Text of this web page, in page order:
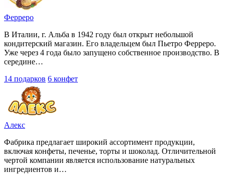
Ферреро
В Италии, г. Альба в 1942 году был открыт небольшой
кондитерский магазин. Его владельцем был Пьетро Ферреро.
Уже через 4 года было запущено собственное производство. В
середине…
14 подарков 6 конфет
Алекс
Фабрика предлагает широкий ассортимент продукции,
включая конфеты, печенье, торты и шоколад. Отличительной
чертой компании является использование натуральных
ингредиентов и…